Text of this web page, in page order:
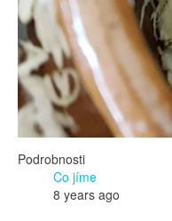
Podrobnosti
Co jíme
8 years ago